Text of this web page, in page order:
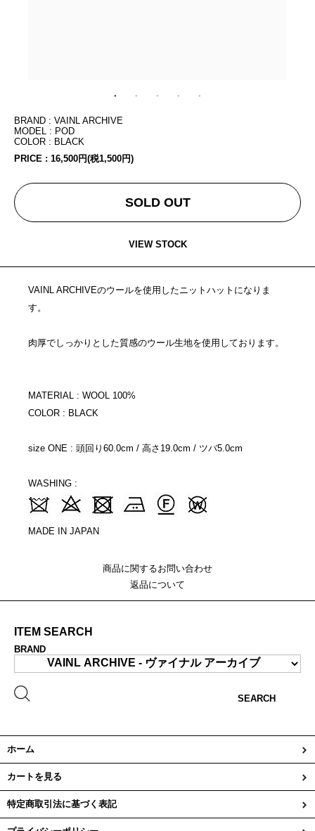
BRAND : VAINL ARCHIVE
MODEL : POD
COLOR : BLACK
PRICE : 16,500円(税1,500円)
SOLD OUT
VIEW STOCK
VAINL ARCHIVEのウールを使用したニットハットになりま
す。
肉厚でしっかりとした質感のウール生地を使用しております。
MATERIAL : WOOL 100%
COLOR : BLACK
size ONE : 頭回り60.0cm / 高さ19.0cm / ツバ5.0cm
WASHING :
MADE IN JAPAN
商品に関するお問い合わせ
返品について
ITEM SEARCH
BRAND
SEARCH
ホーム
カートを見る
特定商取引法に基づく表記